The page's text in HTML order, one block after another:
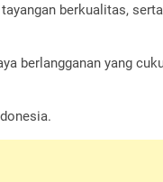
berkualitas,
berlangganan yang